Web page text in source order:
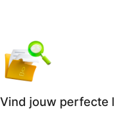
Vind jouw perfecte